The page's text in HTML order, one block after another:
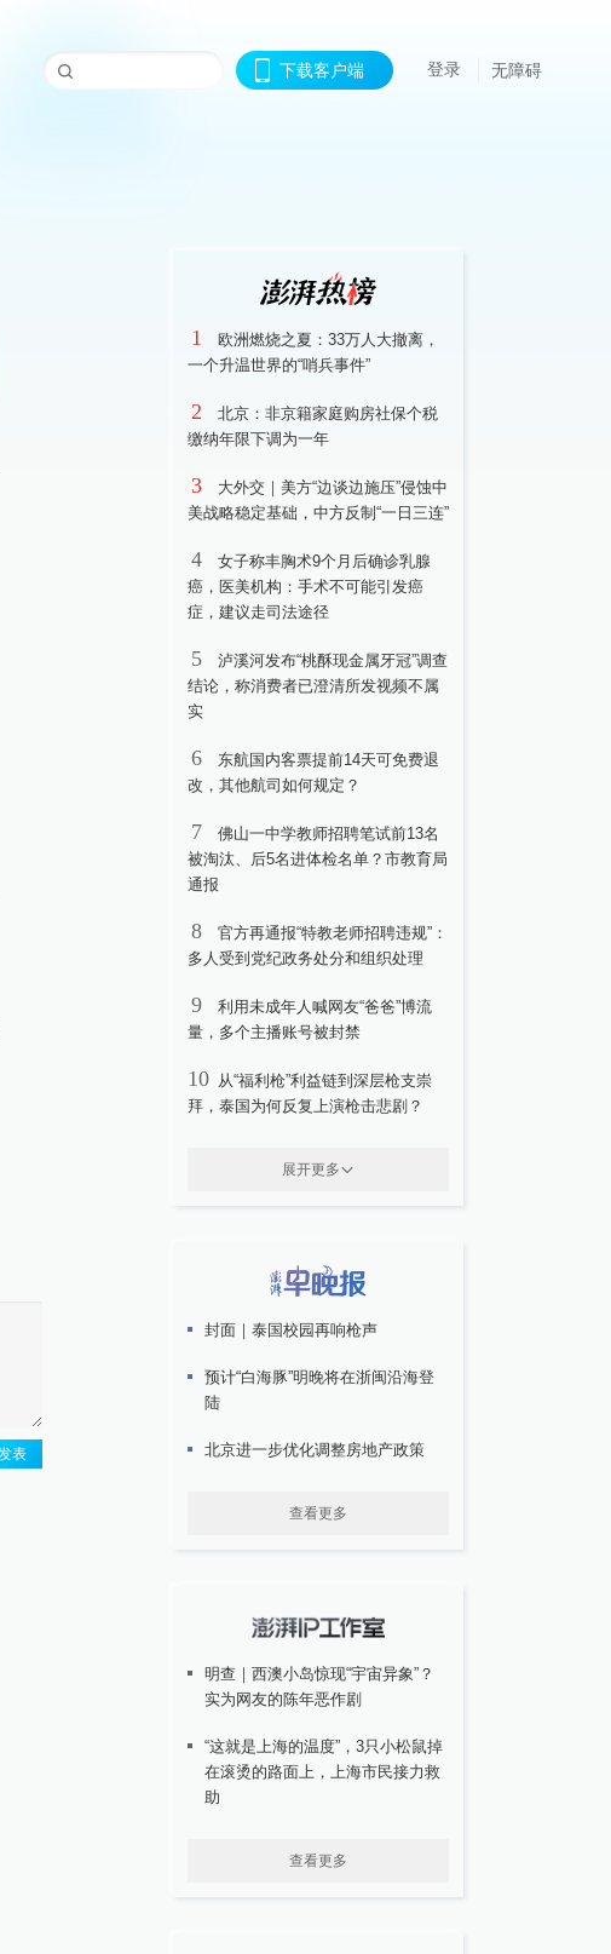
下载客户端 登录 无障碍
表
1
欧洲燃烧之夏：33万人大撤离，
一个升温世界的“哨兵事件”
2
北京：非京籍家庭购房社保个税
缴纳年限下调为一年
3
大外交｜美方“边谈边施压”侵蚀中
美战略稳定基础，中方反制“一日三连”
4
女子称丰胸术9个月后确诊乳腺
癌，医美机构：手术不可能引发癌
症，建议走司法途径
5
泸溪河发布“桃酥现金属牙冠”调查
结论，称消费者已澄清所发视频不属
实
6
东航国内客票提前14天可免费退
改，其他航司如何规定？
7
佛山一中学教师招聘笔试前13名
被淘汰、后5名进体检名单？市教育局
通报
8
官方再通报“特教老师招聘违规”：
多人受到党纪政务处分和组织处理
9
利用未成年人喊网友“爸爸”博流
量，多个主播账号被封禁
10 从“福利枪”利益链到深层枪支崇
拜，泰国为何反复上演枪击悲剧？
展开更多
封面｜泰国校园再响枪声
预计“白海豚”明晚将在浙闽沿海登
陆
北京进一步优化调整房地产政策
查看更多
明查｜西澳小岛惊现“宇宙异象”？
实为网友的陈年恶作剧
“这就是上海的温度”，3只小松鼠掉
在滚烫的路面上，上海市民接力救
助
查看更多